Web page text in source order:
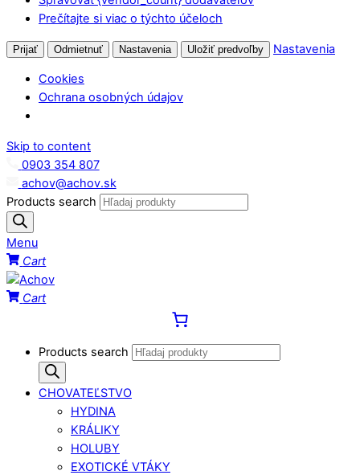
Prečítajte si viac o týchto účeloch
Prijať Odmietnuť Nastavenia Uložiť predvoľby Nastavenia
Cookies
Ochrana osobných údajov
Skip to content
0903 354 807
achov@achov.sk
Products search
Menu
Cart
Cart
Products search
CHOVATEĽSTVO
HYDINA
KRÁLIKY
HOLUBY
EXOTICKÉ VTÁKY